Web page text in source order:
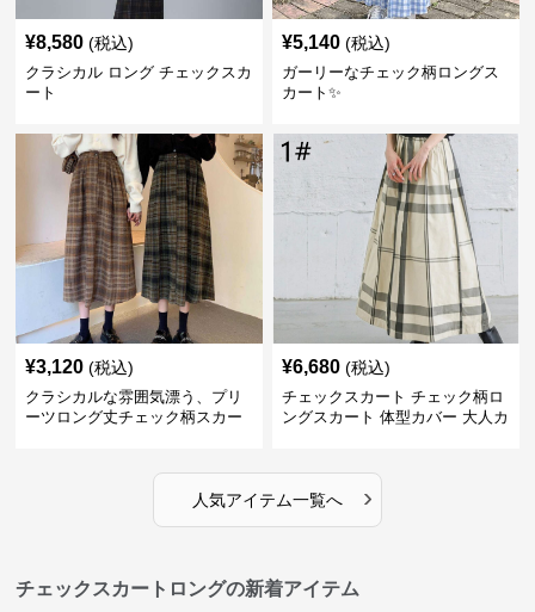
¥8,580 (税込)
クラシカル ロング チェックスカ
ート
¥5,140 (税込)
ガーリーなチェック柄ロングス
カート✨
¥3,120 (税込)
クラシカルな雰囲気漂う、プリ
ーツロング丈チェック柄スカー
¥6,680 (税込)
チェックスカート チェック柄ロ
ングスカート 体型カバー 大人カ
人気アイテム一覧へ ›
チェックスカートロングの新着アイテム